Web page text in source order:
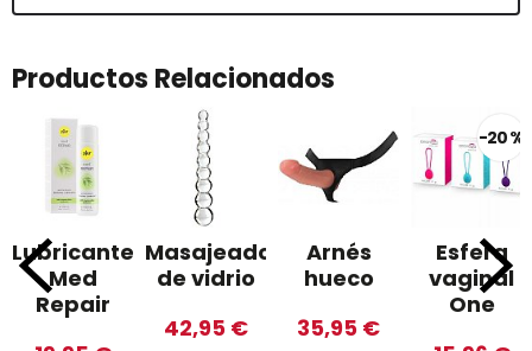
Productos Relacionados
Lubricante
Med
Repair
Masajeador
de vidrio
42,95 €
Arnés
hueco
35,95 €
-20 %
Esfera
vaginal
One